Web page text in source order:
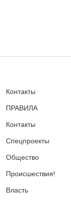
Контакты
ПРАВИЛА
Контакты
Спецпроекты
Общество
Происшествия!
Власть